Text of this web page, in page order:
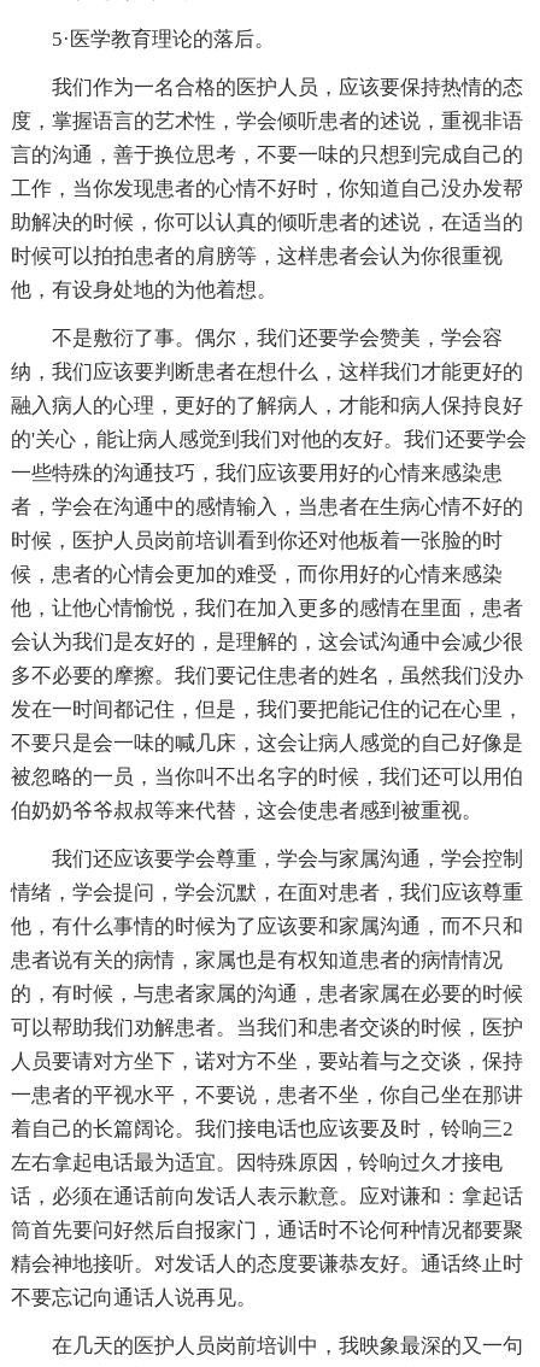
5·医学教育理论的落后。
我们作为一名合格的医护人员，应该要保持热情的态
度，掌握语言的艺术性，学会倾听患者的述说，重视非语
言的沟通，善于换位思考，不要一味的只想到完成自己的
工作，当你发现患者的心情不好时，你知道自己没办发帮
助解决的时候，你可以认真的倾听患者的述说，在适当的
时候可以拍拍患者的肩膀等，这样患者会认为你很重视
他，有设身处地的为他着想。
不是敷衍了事。偶尔，我们还要学会赞美，学会容
纳，我们应该要判断患者在想什么，这样我们才能更好的
融入病人的心理，更好的了解病人，才能和病人保持良好
的'关心，能让病人感觉到我们对他的友好。我们还要学会
一些特殊的沟通技巧，我们应该要用好的心情来感染患
者，学会在沟通中的感情输入，当患者在生病心情不好的
时候，医护人员岗前培训看到你还对他板着一张脸的时
候，患者的心情会更加的难受，而你用好的心情来感染
他，让他心情愉悦，我们在加入更多的感情在里面，患者
会认为我们是友好的，是理解的，这会试沟通中会减少很
多不必要的摩擦。我们要记住患者的姓名，虽然我们没办
发在一时间都记住，但是，我们要把能记住的记在心里，
不要只是会一味的喊几床，这会让病人感觉的自己好像是
被忽略的一员，当你叫不出名字的时候，我们还可以用伯
伯奶奶爷爷叔叔等来代替，这会使患者感到被重视。
我们还应该要学会尊重，学会与家属沟通，学会控制
情绪，学会提问，学会沉默，在面对患者，我们应该尊重
他，有什么事情的时候为了应该要和家属沟通，而不只和
患者说有关的病情，家属也是有权知道患者的病情情况
的，有时候，与患者家属的沟通，患者家属在必要的时候
可以帮助我们劝解患者。当我们和患者交谈的时候，医护
人员要请对方坐下，诺对方不坐，要站着与之交谈，保持
一患者的平视水平，不要说，患者不坐，你自己坐在那讲
着自己的长篇阔论。我们接电话也应该要及时，铃响三2
左右拿起电话最为适宜。因特殊原因，铃响过久才接电
话，必须在通话前向发话人表示歉意。应对谦和：拿起话
筒首先要问好然后自报家门，通话时不论何种情况都要聚
精会神地接听。对发话人的态度要谦恭友好。通话终止时
不要忘记向通话人说再见。
在几天的医护人员岗前培训中，我映象最深的又一句